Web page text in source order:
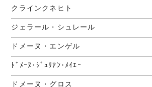
クラインクネヒト
ジェラール・シュレール
ドメーヌ・エンゲル
ﾄﾞﾒｰﾇ･ｼﾞｭﾘｱﾝ･ﾒｲｴｰ
ドメーヌ・グロス